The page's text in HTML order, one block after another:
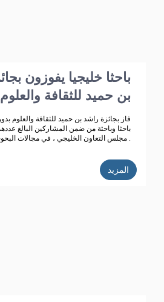
بن حميد للثقافة والعلوم
مجلس التعاون الخليجي ، في مجالات البحوث العلمية والإبداع الأدبي .
المزيد